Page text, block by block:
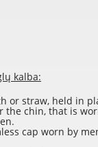
kalba:
or straw, held in
the chin, that is
cap worn by